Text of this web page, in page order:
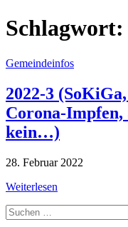
Schlagwort:
Gemeindeinfos
2022-3
Corona-
kein…)
28. Februar 2022
Weiterlesen
Suche
nach: